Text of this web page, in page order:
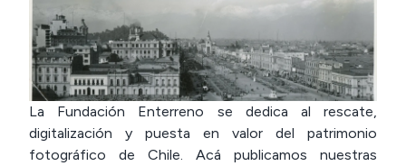
La Fundación Enterreno se dedica al rescate,
digitalización y puesta en valor del patrimonio
fotográfico de Chile. Acá publicamos nuestras